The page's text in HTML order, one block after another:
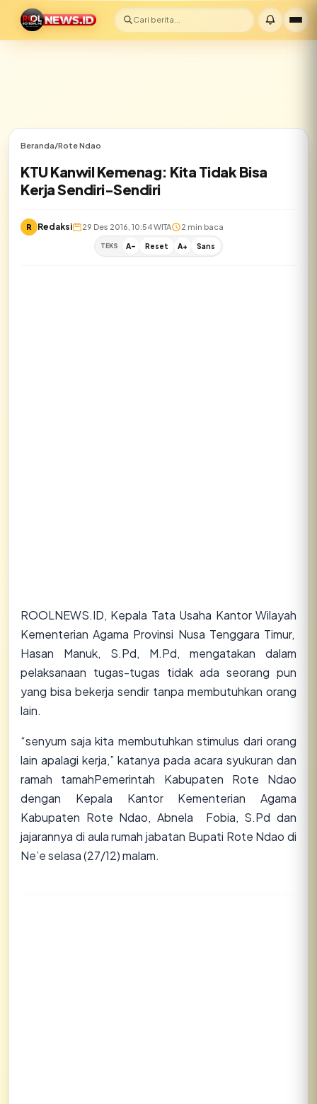
Cari berita...
Beranda/Rote Ndao
KTU Kanwil Kemenag: Kita Tidak Bisa
Kerja Sendiri-Sendiri
R Redaksi 29 Des 2016, 10:54 WITA 2 min baca
TEKS A- Reset A+ Sans
ROOLNEWS.ID, Kepala Tata Usaha Kantor Wilayah
Kementerian Agama Provinsi Nusa Tenggara Timur,
Hasan Manuk, S.Pd, M.Pd, mengatakan dalam
pelaksanaan tugas-tugas tidak ada seorang pun
yang bisa bekerja sendir tanpa membutuhkan orang
lain.
“senyum saja kita membutuhkan stimulus dari orang
lain apalagi kerja,” katanya pada acara syukuran dan
ramah tamahPemerintah Kabupaten Rote Ndao
dengan Kepala Kantor Kementerian Agama
Kabupaten Rote Ndao, Abnela Fobia, S.Pd dan
jajarannya di aula rumah jabatan Bupati Rote Ndao di
Ne’e selasa (27/12) malam.